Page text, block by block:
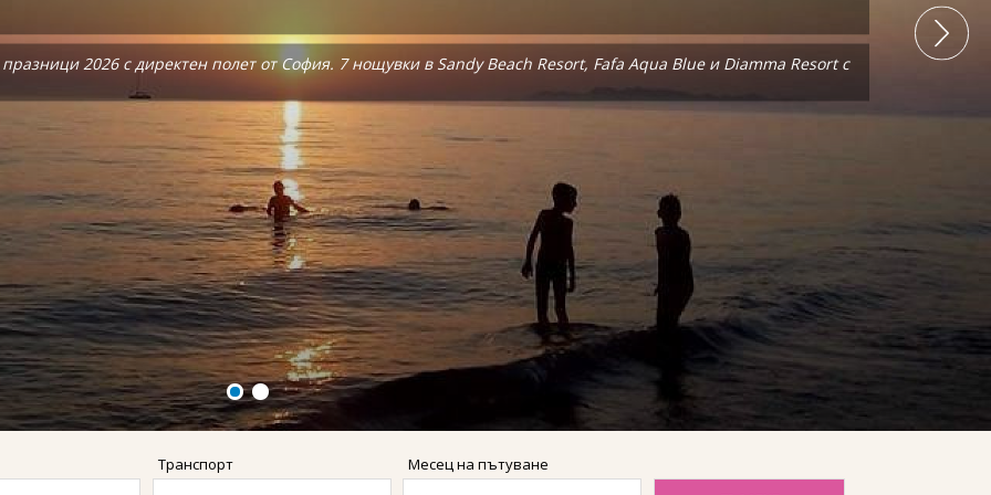
Бохол, Ел Нидо и Боракай.
2026 с директен полет от София. 7 нощувки в Sandy Beach Resort, Fafa Aqua Blue и Diamma Resort с
Бохол, Ел Нидо и Боракай.
2026 с директен полет от София. 7 нощувки в Sandy Beach Resort, Fafa Aqua Blue и Diamma Resort с
Транспорт Месец на пътуване